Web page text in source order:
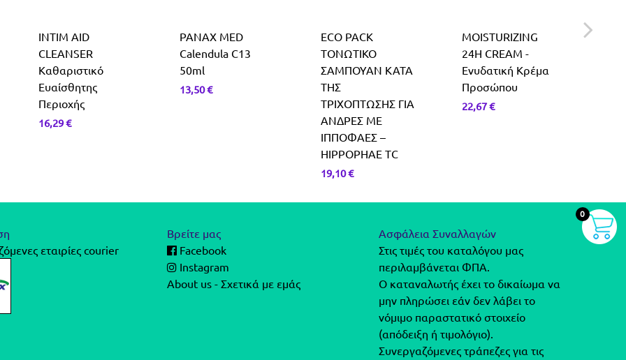
INTIM AID
CLEANSER
Καθαριστικό
Ευαίσθητης
Περιοχής
16,29€
PANAX MED
Calendula C13
50ml
13,50€
ECO PACK
ΤΟΝΩΤΙΚΟ
ΣΑΜΠΟΥΑΝ ΚΑΤΑ
ΤΗΣ
ΤΡΙΧΟΠΤΩΣΗΣ ΓΙΑ
ΑΝΔΡΕΣ ΜΕ
ΙΠΠΟΦΑΕΣ –
HIPPOPHAE TC
19,10€
MOISTURIZING
24H CREAM -
Ενυδατική Κρέμα
Προσώπου
22,67€
εταιρίες courier
Βρείτε μας
Facebook
Instagram
About us - Σχετικά με εμάς
Ασφάλεια Συναλλαγών
Στις τιμές του καταλόγου μας
περιλαμβάνεται ΦΠΑ.
Ο καταναλωτής έχει το δικαίωμα να
μην πληρώσει εάν δεν λάβει το
νόμιμο παραστατικό στοιχείο
(απόδειξη ή τιμολόγιο).
Συνεργαζόμενες τράπεζες για τις
0